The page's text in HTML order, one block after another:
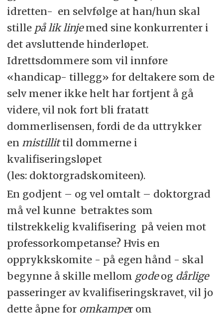
idretten- en selvfølge at han/hun skal
stille på lik linjemed sine konkurrenter i
det avsluttende hinderløpet.
Idrettsdommere som vil innføre
«handicap- tillegg» for deltakere som de
selv mener ikke helt har fortjent å gå
videre, vil nok fort bli fratatt
dommerlisensen, fordi de da uttrykker
en mistillittil dommerne i
kvalifiseringsløpet
(les: doktorgradskomiteen).
En godjent – og vel omtalt – doktorgrad
må vel kunne betraktes som
tilstrekkelig kvalifisering på veien mot
professorkompetanse? Hvis en
opprykkskomite - på egen hånd - skal
begynne å skille mellom godeog dårlige
passeringer av kvalifiseringskravet, vil jo
dette åpne for omkamper om